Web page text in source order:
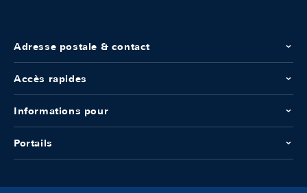
Adresse postale & contact
Accès rapides
Informations pour
Portails